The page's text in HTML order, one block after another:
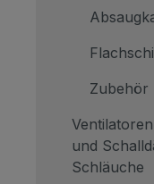
Zubehör
und
Schläuche